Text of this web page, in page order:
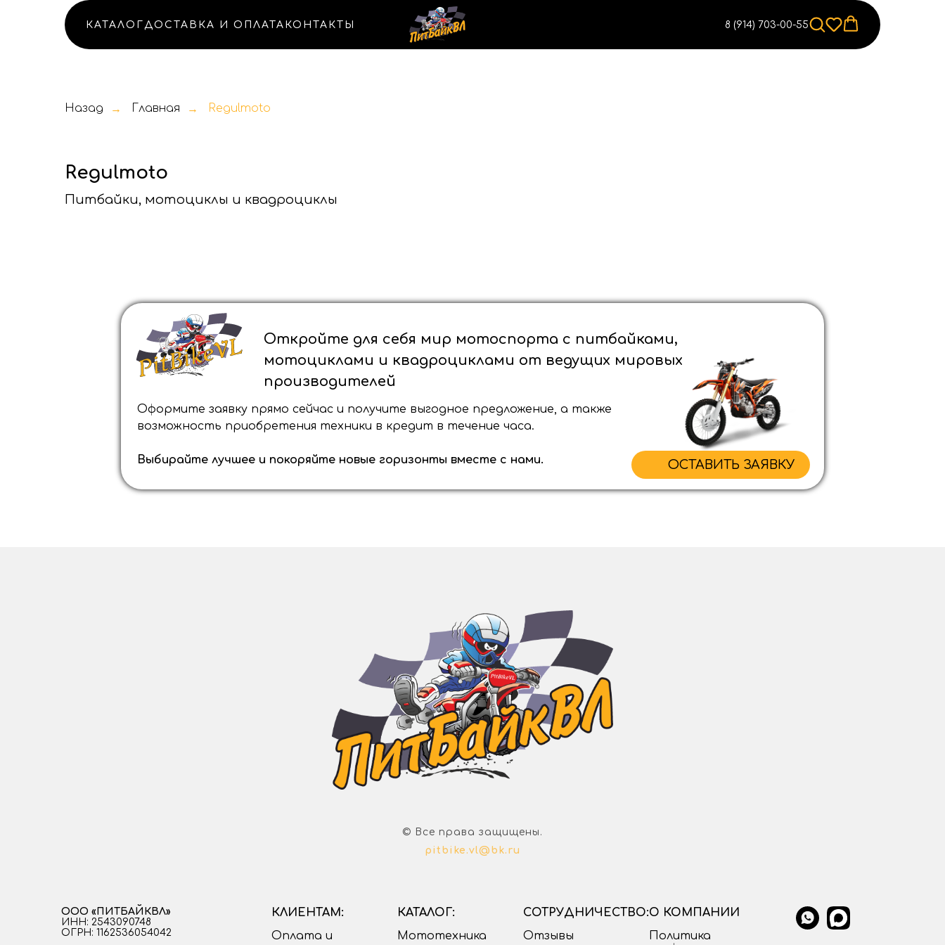
КАТАЛОГ ДОСТАВКА И ОПЛАТА КОНТАКТЫ 8 (914) 703-00-55
Назад → Главная → Regulmoto
Питбайки, мотоциклы и квадроциклы
Regulmoto
Откройте для себя мир мотоспорта с питбайками,
мотоциклами и квадроциклами от ведущих мировых
производителей
Оформите заявку прямо сейчас и получите выгодное предложение, а также
возможность приобретения техники в кредит в течение часа.
Выбирайте лучшее и покоряйте новые горизонты вместе с нами. ОСТАВИТЬ ЗАЯВКУ
© Все права защищены.
pitbike.vl@bk.ru
ООО «ПИТБАЙКВЛ»
ИНН: 2543090748
ОГРН: 1162536054042
КЛИЕНТАМ:
Оплата и
КАТАЛОГ:
Мототехника
СОТРУДНИЧЕСТВО:
Отзывы
О КОМПАНИИ
Политика